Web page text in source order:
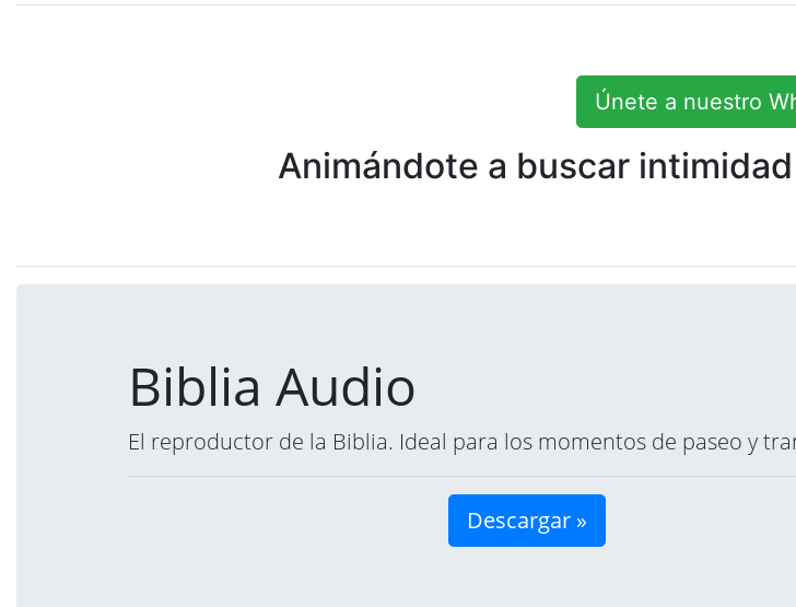
Únete a nuestro
Animándote a buscar
Biblia Audio
El reproductor de la Biblia. Ideal para los momentos de paseo y
Descargar »